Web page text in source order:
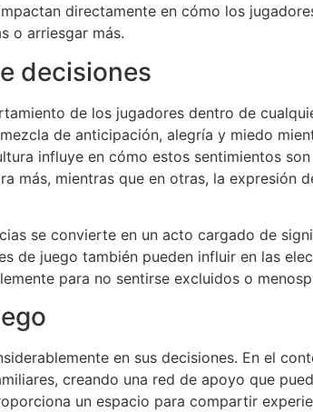
directamente en cómo los
o arriesgar más.
decisiones
de los jugadores dentro de
de anticipación, alegría y miedo
influye en cómo estos sentimientos
más, mientras que en otras, la expresión
se convierte en un acto cargado de
de juego también pueden influir en las
para no sentirse excluidos o
en sus decisiones. En el
creando una red de apoyo que
un espacio para compartir